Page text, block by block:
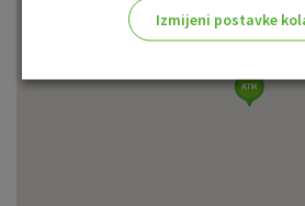
Izmijeni postavke